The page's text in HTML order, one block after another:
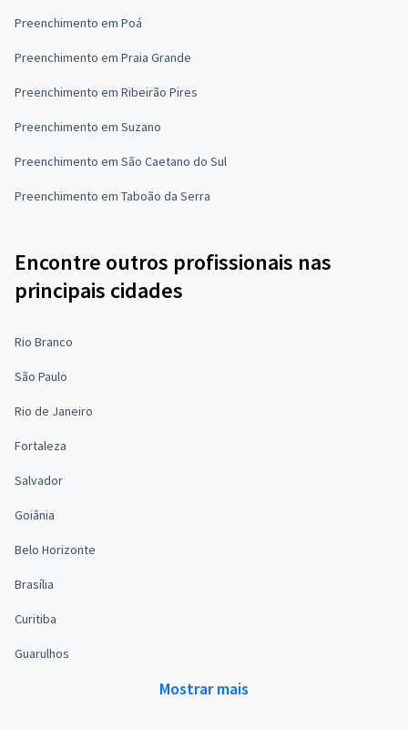
Preenchimento em Poá
Preenchimento em Praia Grande
Preenchimento em Ribeirão Pires
Preenchimento em Suzano
Preenchimento em São Caetano do Sul
Preenchimento em Taboão da Serra
Encontre outros profissionais nas
principais cidades
Rio Branco
São Paulo
Rio de Janeiro
Fortaleza
Salvador
Goiânia
Belo Horizonte
Brasília
Curitiba
Guarulhos
Mostrar mais